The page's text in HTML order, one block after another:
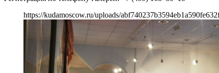
https://kudamoscow.ru/uploads/